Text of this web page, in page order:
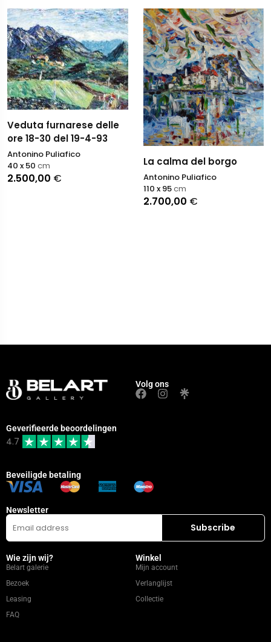
Veduta furnarese delle
ore 18-30 del 19-4-93
Antonino Puliafico
2.500,00 €
40 x 50 cm La calma del borgo
Antonino Puliafico
2.700,00 €
110 x 95cm
Volg ons
Geverifieerde beoordelingen
4.7
Beveiligde betaling
Newsletter
Wie zijn wij?
Belart galerie
Bezoek
Leasing
FAQ
Winkel
Mijn account
Verlanglijst
Collectie